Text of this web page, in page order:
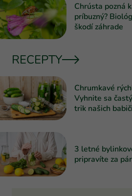
Chrústa pozná
príbuzný?
škodí záhrade
RECEPTY
Chrumkavé
Vyhnite sa
trik našich
3 letné
pripravíte za